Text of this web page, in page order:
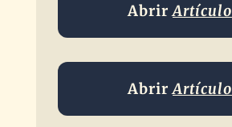
Abrir Artículo
Abrir Artículo